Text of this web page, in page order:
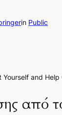
in Public
and Help
από